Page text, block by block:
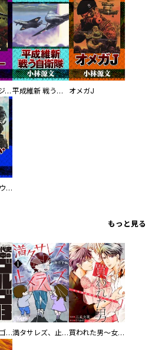
サムライソルジャー SAMURAI SOLDIER 平成維新 戦う自衛隊 オメガJ
ヴェトナム・ウォー VIETNAM WAR
もっと見る
現代史の中のゴルゴ13 満タサレズ、止メラレズ 買われた男～女性限定快感セラピスト～【描き下ろしおまけ付き特装版】